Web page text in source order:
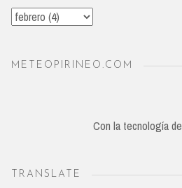
METEOPIRINEO.COM
Con la tecnología de
TRANSLATE